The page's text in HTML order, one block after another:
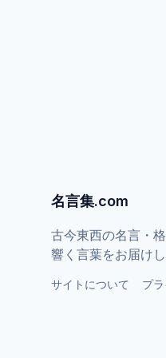
名言集.com
古今東西の名言・
響く言葉をお届けし
サイトについて プ